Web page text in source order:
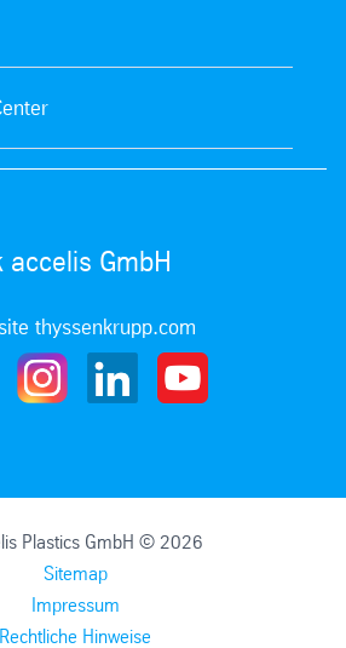
accelis GmbH
thyssenkrupp.com
Plastics GmbH © 2026
Sitemap
Impressum
Rechtliche Hinweise